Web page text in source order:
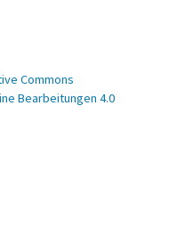
Commons
Bearbeitungen 4.0